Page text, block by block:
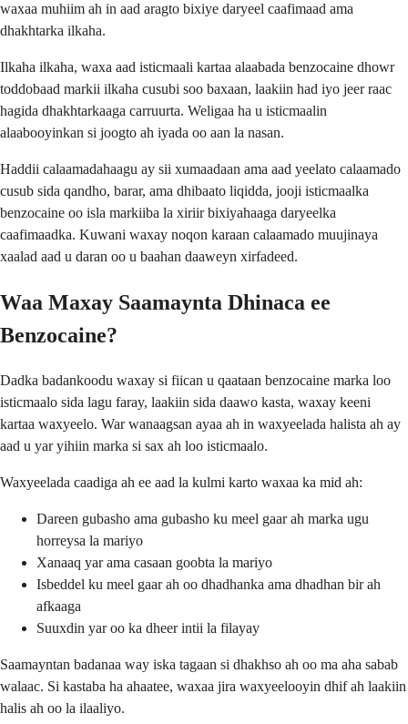
waxaa muhiim ah in aad aragto bixiye daryeel caafimaad ama
dhakhtarka ilkaha.
Ilkaha ilkaha, waxa aad isticmaali kartaa alaabada benzocaine dhowr
toddobaad markii ilkaha cusubi soo baxaan, laakiin had iyo jeer raac
hagida dhakhtarkaaga carruurta. Weligaa ha u isticmaalin
alaabooyinkan si joogto ah iyada oo aan la nasan.
Haddii calaamadahaagu ay sii xumaadaan ama aad yeelato calaamado
cusub sida qandho, barar, ama dhibaato liqidda, jooji isticmaalka
benzocaine oo isla markiiba la xiriir bixiyahaaga daryeelka
caafimaadka. Kuwani waxay noqon karaan calaamado muujinaya
xaalad aad u daran oo u baahan daaweyn xirfadeed.
Waa Maxay Saamaynta Dhinaca ee
Benzocaine?
Dadka badankoodu waxay si fiican u qaataan benzocaine marka loo
isticmaalo sida lagu faray, laakiin sida daawo kasta, waxay keeni
kartaa waxyeelo. War wanaagsan ayaa ah in waxyeelada halista ah ay
aad u yar yihiin marka si sax ah loo isticmaalo.
Waxyeelada caadiga ah ee aad la kulmi karto waxaa ka mid ah:
Dareen gubasho ama gubasho ku meel gaar ah marka ugu
horreysa la mariyo
Xanaaq yar ama casaan goobta la mariyo
Isbeddel ku meel gaar ah oo dhadhanka ama dhadhan bir ah
afkaaga
Suuxdin yar oo ka dheer intii la filayay
Saamayntan badanaa way iska tagaan si dhakhso ah oo ma aha sabab
walaac. Si kastaba ha ahaatee, waxaa jira waxyeelooyin dhif ah laakiin
halis ah oo la ilaaliyo.